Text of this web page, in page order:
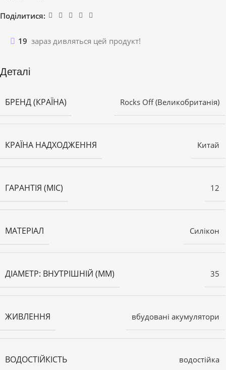
Поділитися:
19 зараз дивляться цей продукт!
Деталі
БРЕНД (КРАЇНА) Rocks Off (Великобританія)
КРАЇНА НАДХОДЖЕННЯ Китай
ГАРАНТІЯ (МІС) 12
МАТЕРІАЛ Силікон
ДІАМЕТР: ВНУТРІШНІЙ (ММ) 35
ЖИВЛЕННЯ вбудовані акумулятори
ВОДОСТІЙКІСТЬ водостійка